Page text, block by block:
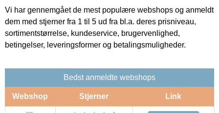
Vi har gennemgået de mest populære webshops og anmeldt
dem med stjerner fra 1 til 5 ud fra bl.a. deres prisniveau,
sortimentstørrelse, kundeservice, brugervenlighed,
betingelser, leveringsformer og betalingsmuligheder.
Bedst anmeldte webshops
Webshop Stjerner Link